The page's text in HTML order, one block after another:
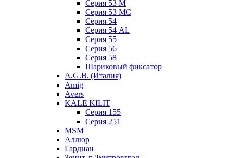
Серия 53 М
Серия 53 МC
Серия 54
Серия 54 AL
Серия 55
Серия 56
Серия 58
Шариковый фиксатор
A.G.B. (Италия)
Amig
Avers
KALE KILIT
Серия 155
Серия 251
MSM
Аллюр
Гардиан